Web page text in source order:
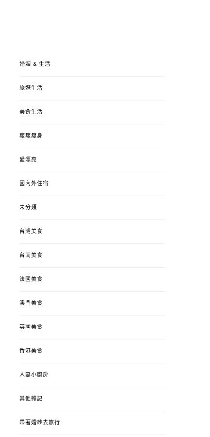
婚姻 & 生活
旅遊生活
美食生活
瘦瘦瘦身
愛漂亮
國內外住宿
未分類
台灣美食
台南美食
法國美食
澳門美食
英國美食
香港美食
人妻小廚房
其他雜記
帶著婚紗去旅行